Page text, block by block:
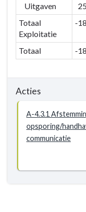
Handhaving
Uitgaven
Totaal
Exploitatie
-
Totaal -
Acties
A-4.3.1
opsporing/
communicatie